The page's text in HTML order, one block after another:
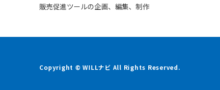
販売促進ツールの企画、編集、制作
Copyright © WILLナビ All Rights Reserved.